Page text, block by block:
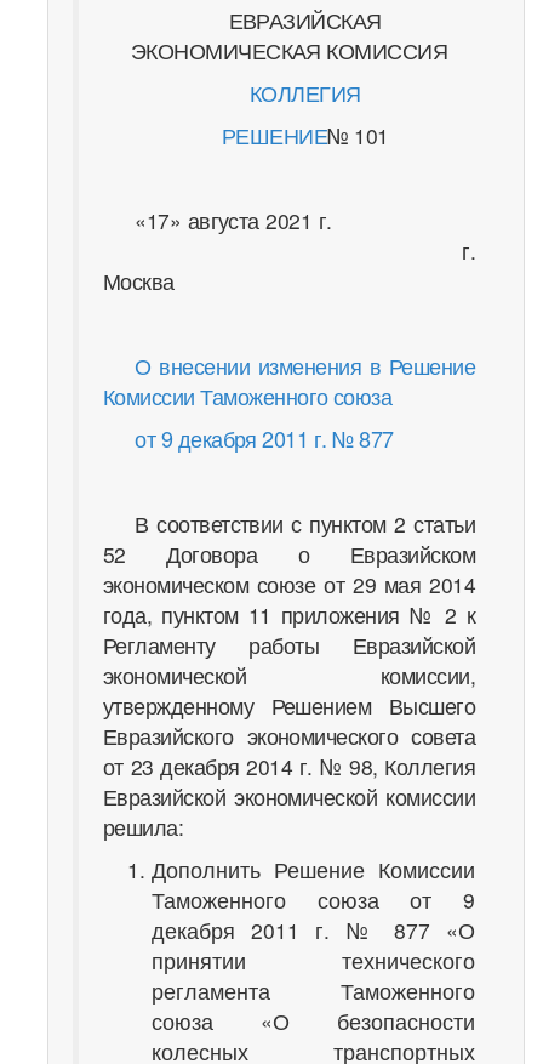
ЕВРАЗИЙСКАЯ
ЭКОНОМИЧЕСКАЯ КОМИССИЯ
КОЛЛЕГИЯ
РЕШЕНИЕ№ 101
«17» августа 2021 г.
г.
Москва
О внесении изменения в Решение
Комиссии Таможенного союза
от 9 декабря 2011 г. № 877
В соответствии с пунктом 2 статьи
52 Договора о Евразийском
экономическом союзе от 29 мая 2014
года, пунктом 11 приложения № 2 к
Регламенту работы Евразийской
экономической комиссии,
утвержденному Решением Высшего
Евразийского экономического совета
от 23 декабря 2014 г. № 98, Коллегия
Евразийской экономической комиссии
решила:
Дополнить Решение Комиссии
Таможенного союза от 9
декабря 2011 г. № 877 «О
принятии технического
регламента Таможенного
союза «О безопасности
колесных транспортных